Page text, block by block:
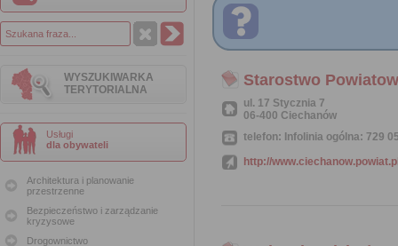
WYSZUKIWARKA
TERYTORIALNA
Usługi
dla obywateli
Architektura i planowanie
przestrzenne
Bezpieczeństwo i zarządzanie
kryzysowe
Drogownictwo
Starostwo
ul. 17 Stycznia 7
06-400 Ciechanów
telefon: Infolinia ogólna: 729
http://